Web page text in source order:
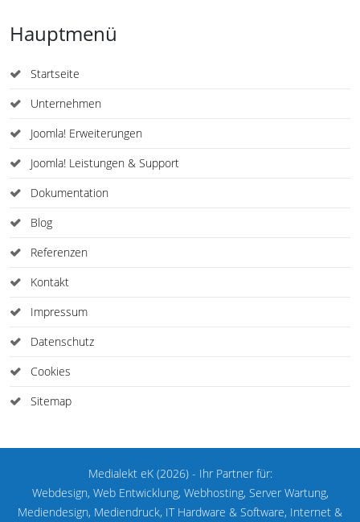
Hauptmenü
Startseite
Unternehmen
Joomla! Erweiterungen
Joomla! Leistungen & Support
Dokumentation
Blog
Referenzen
Kontakt
Impressum
Datenschutz
Cookies
Sitemap
Medialekt eK (2026) - Ihr Partner für:
Webdesign, Web Entwicklung, Webhosting, Server Wartung,
Mediendesign, Mediendruck, IT Hardware & Software, Internet &